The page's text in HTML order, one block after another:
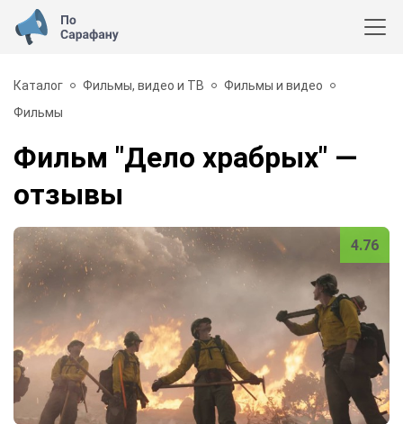
Каталог Фильмы, видео и ТВ
Фильмы и видео
Фильмы
Фильм "Дело храбрых" —
отзывы
4.76